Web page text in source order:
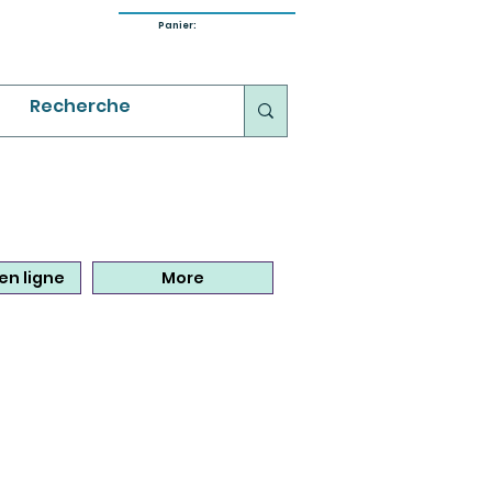
Panier:
ligne More